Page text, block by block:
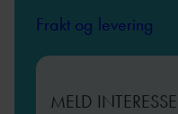
Frakt og levering
MELD